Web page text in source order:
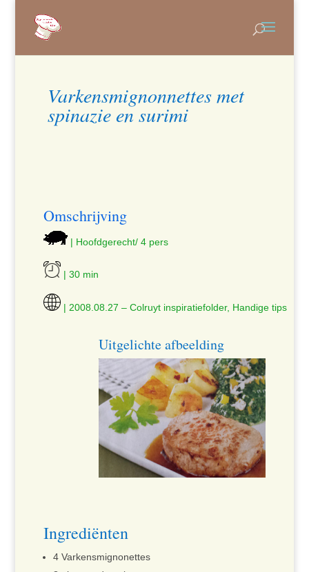
Varkensmignonnettes met
spinazie en surimi
Omschrijving
| Hoofdgerecht/ 4 pers
| 30 min
| 2008.08.27 – Colruyt inspiratiefolder, Handige tips
Uitgelichte afbeelding
Ingrediënten
4 Varkensmignonettes